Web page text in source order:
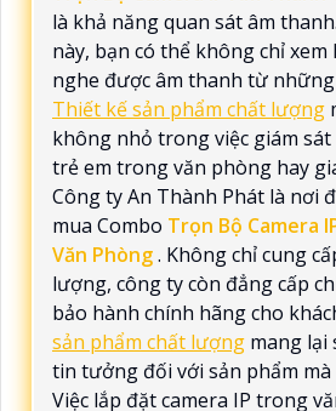
là khả năng quan sát âm
này, bạn có thể không chỉ xem
nghe được âm thanh từ
Thiết kế sản phẩm chất lượng
không nhỏ trong việc giám
trẻ em trong văn phòng hay
Công ty An Thành Phát là nơi
mua Combo Trọn Bộ Camera
Văn Phòng. Không chỉ cung
lượng, công ty còn đẳng cấp
bảo hành chính hãng cho
sản phẩm chất lượng mang lại
tin tưởng đối với sản phẩm
Việc lắp đặt camera IP trong